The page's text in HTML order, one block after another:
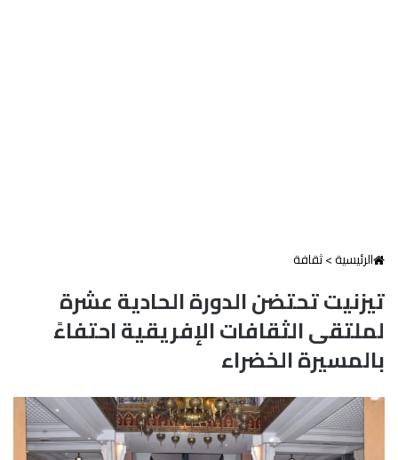
الرئيسية>ثقافة
تيزنيت تحتضن الدورة الحادية عشرة
لملتقى الثقافات الإفريقية احتفاءً
بالمسيرة الخضراء